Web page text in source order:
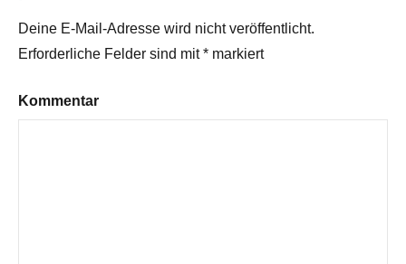
Deine E-Mail-Adresse wird nicht veröffentlicht.
Erforderliche Felder sind mit* markiert
Kommentar